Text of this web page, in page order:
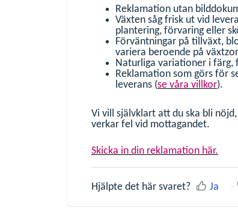
Reklamation utan
Växten såg frisk ut vid
plantering, förvaring eller
Förväntningar på tillväxt,
variera beroende på
Naturliga variationer i färg,
Reklamation som görs för
leverans (se våra villkor).
Vi vill självklart att du ska bli
verkar fel vid mottagandet.
Skicka in din reklamation här.
Hjälpte det här svaret? Ja